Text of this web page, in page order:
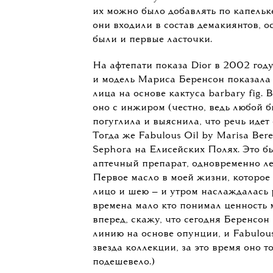
Б
ольшая битва
началась в 2012 году. До
выступали как
их можно было добавлять по
они входили в состав демакиянтов,
были и первые ласточки.
На афтепати показа Dior в 2002
и модель Мариса Беренсон показала
лица на основе кактуса barbary fig.
оно с инжиром (честно, ведь любой
погуглила и выяснила, что речь идет
Тогда же Fabulous Oil by Marisa